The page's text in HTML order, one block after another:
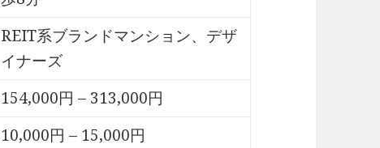
REIT系ブランドマンション、デザ
イナーズ
154,000円 – 313,000円
10,000円 – 15,000円